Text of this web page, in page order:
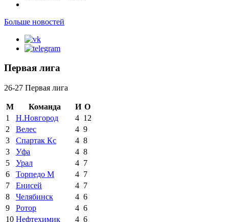
Больше новостей
Первая лига
26-27 Первая лига
М Команда И О
1
Н.Новгород 4 12
2
Велес 4 9
3
Спартак Кс 4 8
3
Уфа 4 8
5
Урал 4 7
6
Торпедо М 4 7
7
Енисей 4 7
8
Челябинск 4 6
9
Ротор 4 6
10 Нефтехимик 4 6